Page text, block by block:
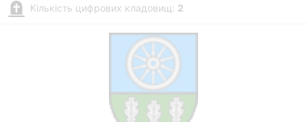
Кількість цифрових кладовищ: 2